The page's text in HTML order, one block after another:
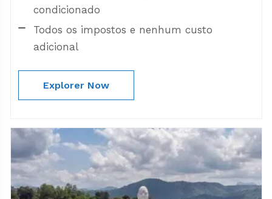
condicionado
Todos os impostos e nenhum custo
adicional
Explorer Now